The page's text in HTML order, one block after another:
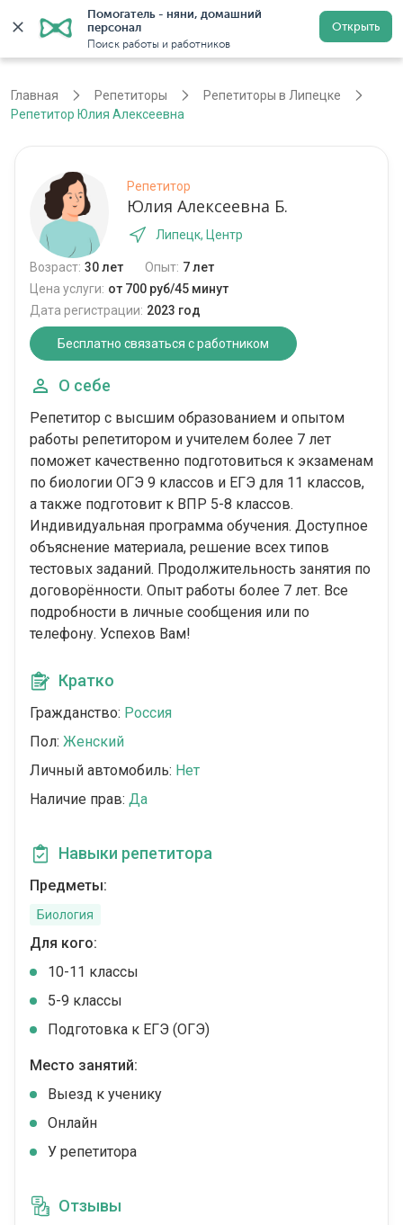
Помогатель - няни, домашний
персонал
Поиск работы и работников
Открыть
Регистрация
Главная Репетиторы
Репетиторы в Липецке
Репетитор Юлия Алексеевна
Репетитор
Юлия Алексеевна Б.
Липецк, Центр
Возраст: 30 лет Опыт: 7 лет
Цена услуги: от 700 руб/45 минут
Дата регистрации: 2023 год
Бесплатно связаться с работником
О себе
Репетитор с высшим образованием и опытом
работы репетитором и учителем более 7 лет
поможет качественно подготовиться к экзаменам
по биологии ОГЭ 9 классов и ЕГЭ для 11 классов,
а также подготовит к ВПР 5-8 классов.
Индивидуальная программа обучения. Доступное
объяснение материала, решение всех типов
тестовых заданий. Продолжительность занятия по
договорённости. Опыт работы более 7 лет. Все
подробности в личные сообщения или по
телефону. Успехов Вам!
Кратко
Гражданство: Россия
Пол: Женский
Личный автомобиль: Нет
Наличие прав: Да
Навыки репетитора
Предметы:
Биология
Для кого:
10-11 классы
5-9 классы
Подготовка к ЕГЭ (ОГЭ)
Место занятий:
Выезд к ученику
Онлайн
У репетитора
Отзывы